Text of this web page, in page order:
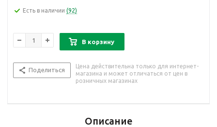
Есть в наличии (92)
В корзину
Поделиться
Цена действительна только для интернет-
магазина и может отличаться от цен в
розничных магазинах
Описание